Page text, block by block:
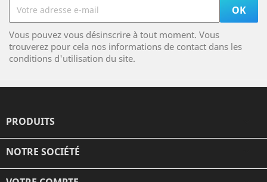
Vous pouvez vous désinscrire à tout moment. Vous
trouverez pour cela nos informations de contact dans les
conditions d'utilisation du site.
PRODUITS
NOTRE SOCIÉTÉ